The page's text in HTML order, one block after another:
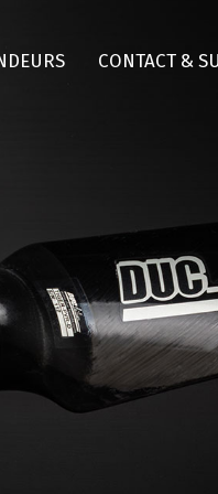
CONTACT &